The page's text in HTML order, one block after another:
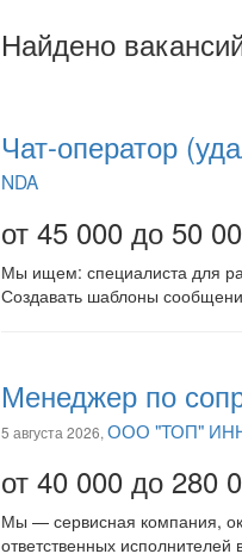
Найдено
Чат-оператор
NDA
от 45 000 до 50
Мы ищем: специалиста для
Создавать шаблоны
Менеджер по
5 августа 2026, ООО "ТОП"
от 40 000 до 280
Мы — сервисная компания,
ответственных